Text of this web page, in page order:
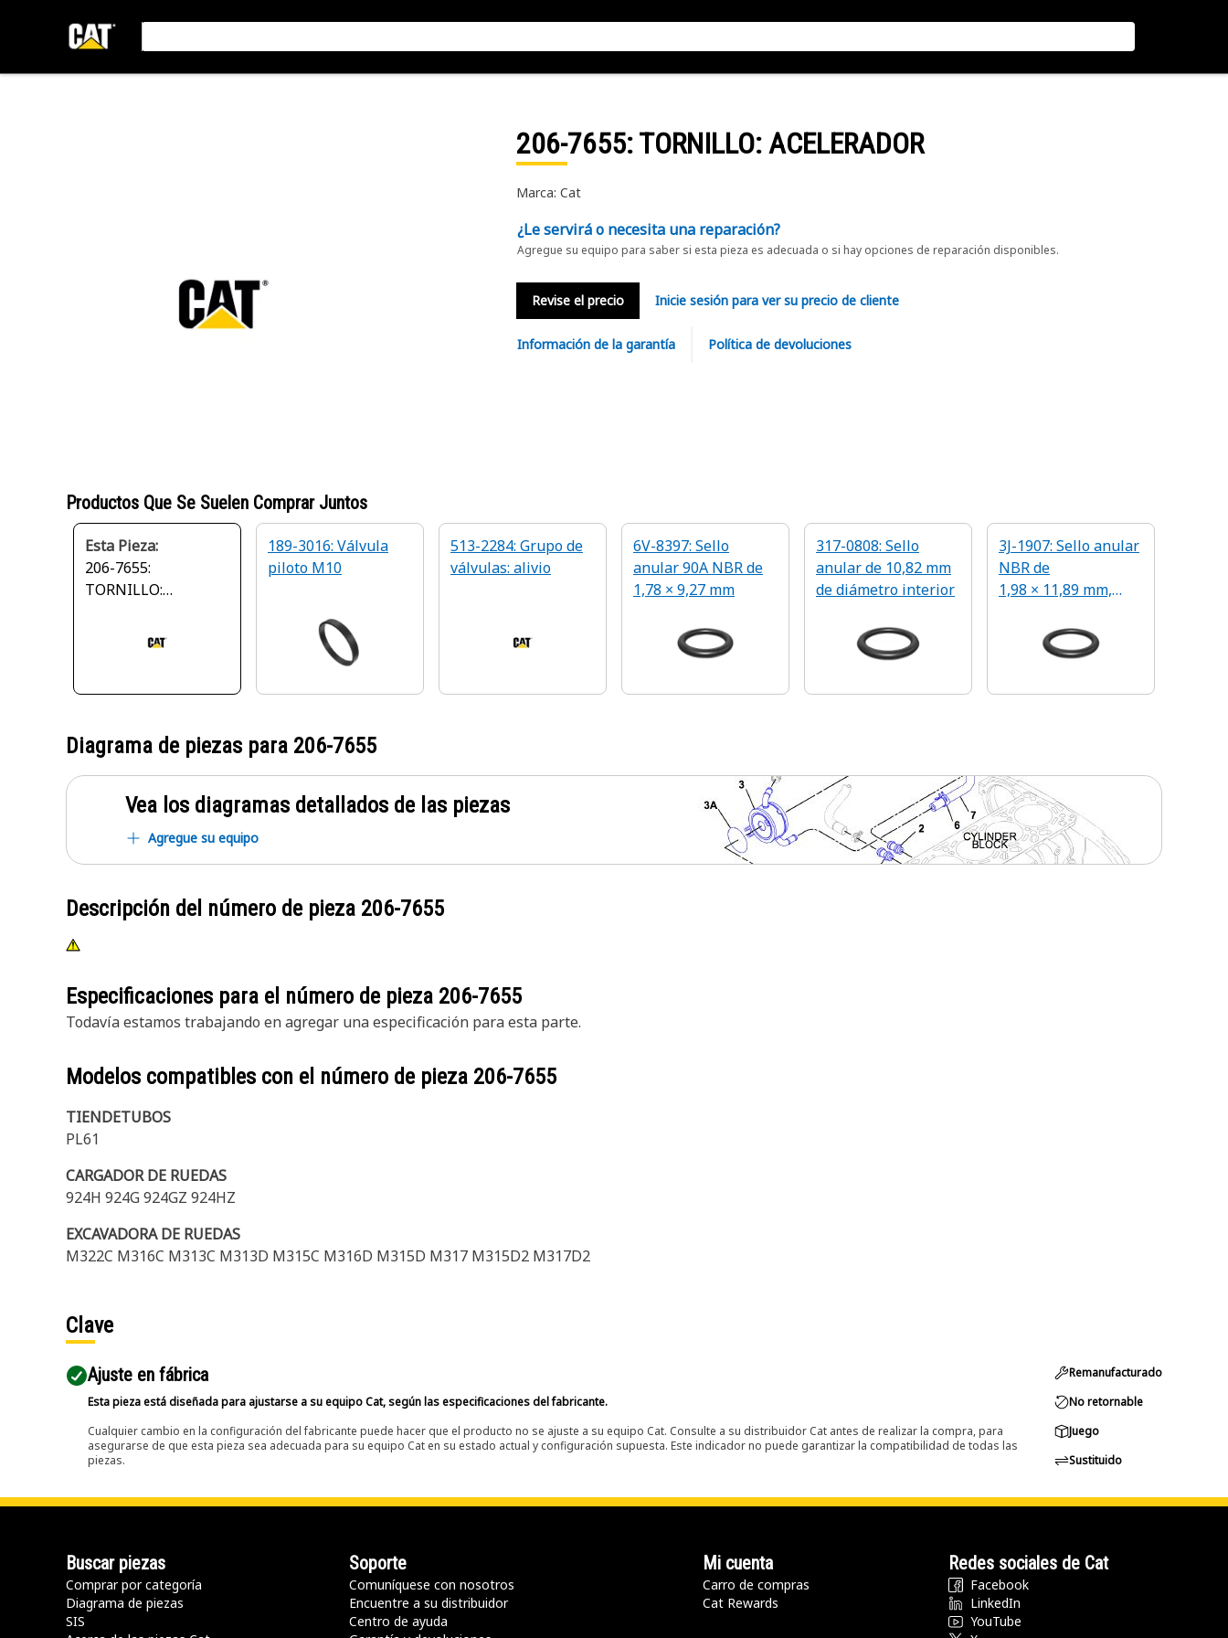
206-7655: TORNILLO: ACELERADOR
Marca: Cat
¿Le servirá o necesita una reparación?
Agregue su equipo para saber si esta pieza es adecuada o si hay opciones de reparación disponibles.
Revise el precio Inicie sesión para ver su precio de cliente
Información de la garantía Política de devoluciones
Productos Que Se Suelen Comprar Juntos
Esta Pieza:
206-7655:
TORNILLO:
189-3016: Válvula
piloto M10
513-2284: Grupo de
válvulas: alivio
6V-8397: Sello
anular 90A NBR de
1,78 × 9,27 mm
317-0808: Sello
anular de 10,82 mm
de diámetro interior
3J-1907: Sello anular
NBR de
1,98 × 11,89 mm,
Diagrama de piezas para 206-7655
Vea los diagramas detallados de las piezas
Agregue su equipo
Descripción del número de pieza 206-7655
Especificaciones para el número de pieza 206-7655
Todavía estamos trabajando en agregar una especificación para esta parte.
Modelos compatibles con el número de pieza 206-7655
TIENDETUBOS
PL61
CARGADOR DE RUEDAS
924H 924G 924GZ 924HZ
EXCAVADORA DE RUEDAS
M322C M316C M313C M313D M315C M316D M315D M317 M315D2 M317D2
Clave
Ajuste en fábrica
Esta pieza está diseñada para ajustarse a su equipo Cat, según las especificaciones del fabricante.
Cualquier cambio en la configuración del fabricante puede hacer que el producto no se ajuste a su equipo Cat. Consulte a su distribuidor Cat antes de realizar la compra, para
asegurarse de que esta pieza sea adecuada para su equipo Cat en su estado actual y configuración supuesta. Este indicador no puede garantizar la compatibilidad de todas las
piezas.
Remanufacturado
No retornable
Juego
Sustituido
Buscar piezas
Comprar por categoría
Diagrama de piezas
SIS
Soporte
Comuníquese con nosotros
Encuentre a su distribuidor
Centro de ayuda
Mi cuenta
Carro de compras
Cat Rewards
Redes sociales de Cat
Facebook
LinkedIn
YouTube